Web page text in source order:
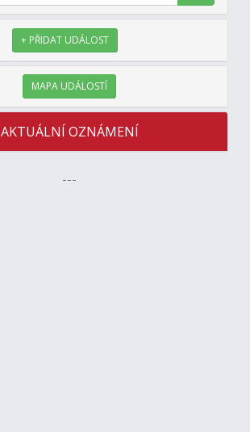
+ PŘIDAT UDÁLOST
MAPA UDÁLOSTÍ
AKTUÁLNÍ OZNÁMENÍ
---